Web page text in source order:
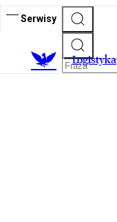
Serwisy
Logistyka